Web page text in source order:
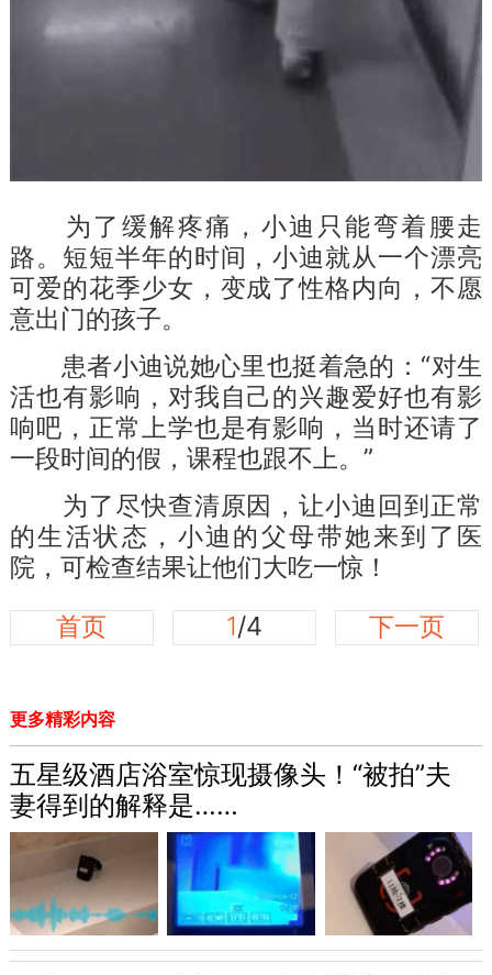
为了缓解疼痛，小迪只能弯着腰走
路。短短半年的时间，小迪就从一个漂亮
可爱的花季少女，变成了性格内向，不愿
意出门的孩子。
患者小迪说她心里也挺着急的：“对生
活也有影响，对我自己的兴趣爱好也有影
响吧，正常上学也是有影响，当时还请了
一段时间的假，课程也跟不上。”
为了尽快查清原因，让小迪回到正常
的生活状态，小迪的父母带她来到了医
院，可检查结果让他们大吃一惊！
首页
1/4 下一页
更多精彩内容
五星级酒店浴室惊现摄像头！“被拍”夫
妻得到的解释是……